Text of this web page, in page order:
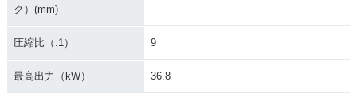
ク）(mm)
圧縮比（:1） 9
最高出力（kW） 36.8